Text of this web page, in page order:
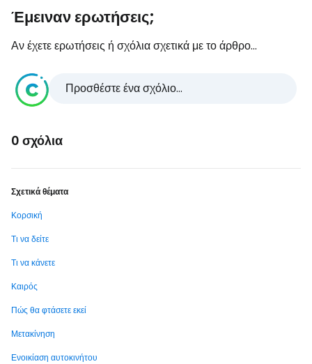
Έμειναν ερωτήσεις;
Αν έχετε ερωτήσεις ή σχόλια σχετικά με το άρθρο...
Προσθέστε ένα σχόλιο...
0 σχόλια
Σχετικά θέματα
Κορσική
Τι να δείτε
Τι να κάνετε
Καιρός
Πώς θα φτάσετε εκεί
Μετακίνηση
Ενοικίαση αυτοκινήτου